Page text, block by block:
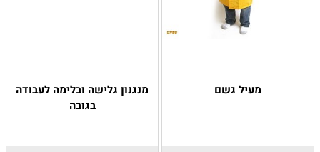
מעיל גשם
מנגנון גלישה ובלימה לעבודה
בגובה